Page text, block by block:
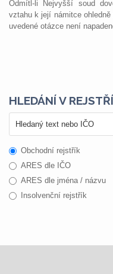
Odmítl-li Nejvyšší soud
vztahu k její námitce
uvedené otázce není
HLEDÁNÍ V
Obchodní rejstřík
ARES dle IČO
ARES dle jména / názvu
Insolvenční rejstřík